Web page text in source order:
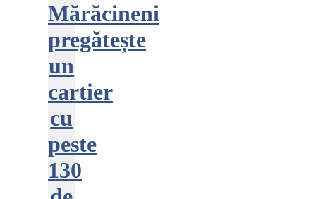
Mărăcineni
pregătește
un
cartier
cu
peste
130